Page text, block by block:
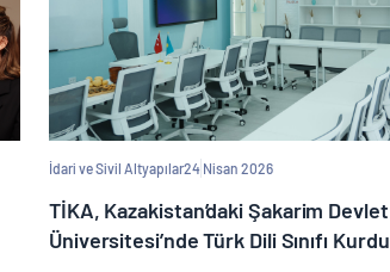
İdari ve Sivil Altyapılar24 Nisan 2026
TİKA, Kazakistan’daki Şakarim Devlet
Üniversitesi’nde Türk Dili Sınıfı Kurdu